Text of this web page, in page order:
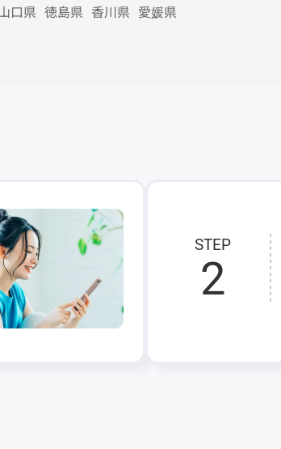
口県 徳島県 香川県 愛媛県
STEP
2